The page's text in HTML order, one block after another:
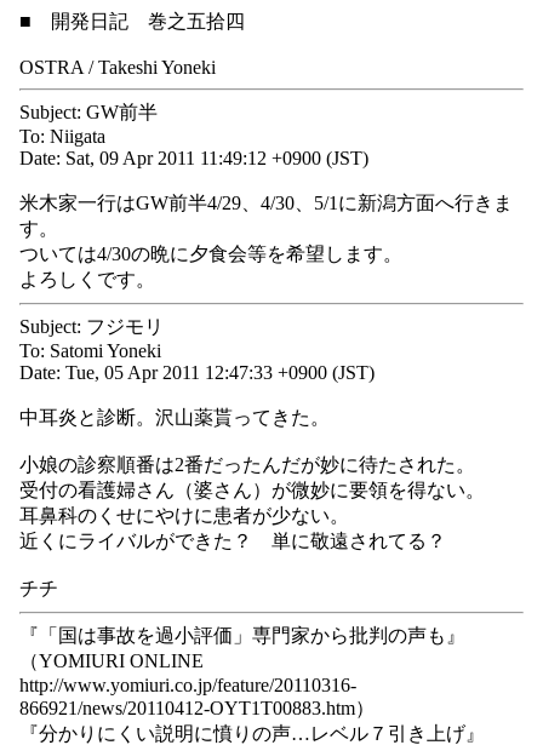
■ 開発日記 巻之五拾四
OSTRA / Takeshi Yoneki
Subject: GW前半
To: Niigata
Date: Sat, 09 Apr 2011 11:49:12 +0900 (JST)
米木家一行はGW前半4/29、4/30、5/1に新潟方面へ行きま
す。
ついては4/30の晩に夕食会等を希望します。
よろしくです。
Subject: フジモリ
To: Satomi Yoneki
Date: Tue, 05 Apr 2011 12:47:33 +0900 (JST)
中耳炎と診断。沢山薬貰ってきた。
小娘の診察順番は2番だったんだが妙に待たされた。
受付の看護婦さん（婆さん）が微妙に要領を得ない。
耳鼻科のくせにやけに患者が少ない。
近くにライバルができた？ 単に敬遠されてる？
チチ
『「国は事故を過小評価」専門家から批判の声も』
（YOMIURI ONLINE
http://www.yomiuri.co.jp/feature/20110316-
866921/news/20110412-OYT1T00883.htm）
『分かりにくい説明に憤りの声…レベル７引き上げ』